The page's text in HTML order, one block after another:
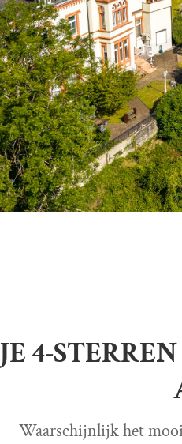
JE 4-
Waarschijnlijk het